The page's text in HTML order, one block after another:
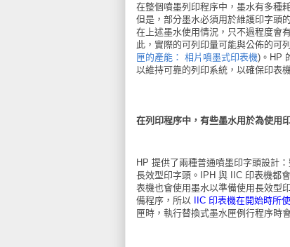
在整個噴墨列印程序中，墨水有多種
但是，部分墨水必須用於維護印字頭
在上述墨水使用情況，只不過程度會
此，實際的可列印量可能與公佈的可
匣的產能： 相片噴墨式印表機)。HP
以維持可靠的列印系統，以確保印表
在列印程序中，有些墨水用於為使用
HP 提供了兩種普通噴墨印字頭設計
長效型印字頭。IPH 與 IIC 印表機都
表機也會使用墨水以準備使用長效型
備程序，所以 IIC 印表機在開始時所
匣時，執行替換式墨水匣例行程序時